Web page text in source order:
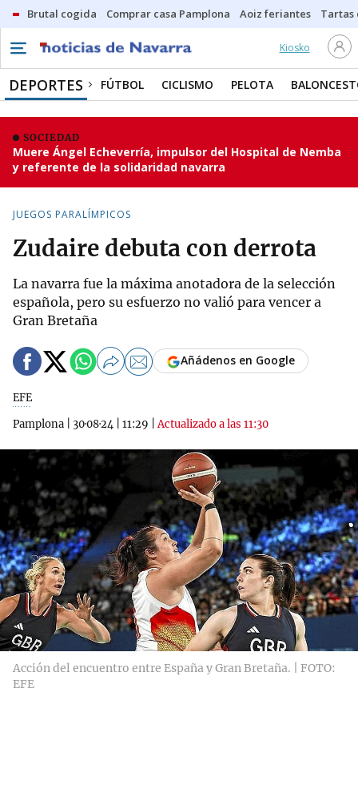
Brutal cogida Comprar casa Pamplona Aoiz feriantes Tartas
Kiosko
DEPORTES FÚTBOL CICLISMO PELOTA
SOCIEDAD
Muere Ángel Echeverría, impulsor del Hospital de Nemba
y referente de la solidaridad navarra
JUEGOS PARALÍMPICOS
Zudaire debuta con derrota
La navarra fue la máxima anotadora de la selección
española, pero su esfuerzo no valió para vencer a
Gran Bretaña
EFE
Pamplona
30·08·24 11:29 |Actualizado a las 11:30
Añádenos en Google
Acción del encuentro entre España y Gran Bretaña. | FOTO:
EFE